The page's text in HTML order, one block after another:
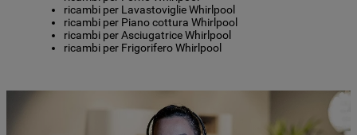
ricambi per Lavastoviglie Whirlpool
ricambi per Piano cottura Whirlpool
ricambi per Asciugatrice Whirlpool
ricambi per Frigorifero Whirlpool